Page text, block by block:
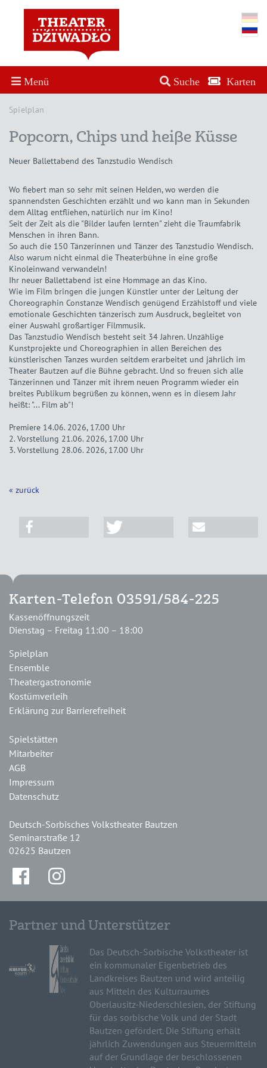
Menü Suche Karten
Spielplan
Popcorn, Chips und heiße Küsse
Neuer Ballettabend des Tanzstudio Wendisch
Wo fiebert man so sehr mit seinen Helden, wo werden die
spannendsten Geschichten erzählt und wo kann man in Sekunden
dem Alltag entfliehen, natürlich nur im Kino!
Seit der Zeit als die "Bilder laufen lernten" zieht die Traumfabrik
Menschen in ihren Bann.
So auch die 150 Tänzerinnen und Tänzer des Tanzstudio Wendisch.
Also warum nicht einmal die Theaterbühne in eine große
Kinoleinwand verwandeln!
Ihr neuer Ballettabend ist eine Hommage an das Kino.
Wie im Film bringen die jungen Künstler unter der Leitung der
Choreographin Constanze Wendisch genügend Erzählstoff und viele
emotionale Geschichten tänzerisch zum Ausdruck, begleitet von
einer Auswahl großartiger Filmmusik.
Das Tanzstudio Wendisch besteht seit 34 Jahren. Unzählige
Kunstprojekte und Choreographien in allen Bereichen des
künstlerischen Tanzes wurden seitdem erarbeitet und jährlich im
Theater Bautzen auf die Bühne gebracht. Und so freuen sich alle
Tänzerinnen und Tänzer mit ihrem neuen Programm wieder ein
breites Publikum begrüßen zu können, wenn es in diesem Jahr
heißt: "... Film ab"!
Premiere 14.06. 2026, 17.00 Uhr
2. Vorstellung 21.06. 2026, 17.00 Uhr
3. Vorstellung 28.06. 2026, 17.00 Uhr
« zurück
Karten-Telefon 03591/584-225
Kassenöffnungszeit
Dienstag – Freitag 11:00 – 18:00
Spielplan
Ensemble
Theatergastronomie
Kostümverleih
Erklärung zur Barrierefreiheit
Spielstätten
Mitarbeiter
AGB
Impressum
Datenschutz
Deutsch-Sorbisches Volkstheater Bautzen
Seminarstraße 12
02625 Bautzen
Partner und Unterstützer
Das Deutsch-Sorbische Volkstheater ist
ein kommunaler Eigenbetrieb des
Landkreises Bautzen und wird anteilig
aus Mitteln des Kulturraumes
Oberlausitz-Niederschlesien, der Stiftung
für das sorbische Volk und der Stadt
Bautzen gefördert. Die Stiftung erhält
jährlich Zuwendungen aus Steuermitteln
auf der Grundlage der beschlossenen